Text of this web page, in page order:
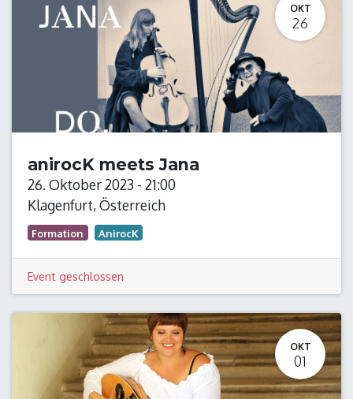
OKT
26
anirocK meets Jana
26. Oktober 2023 - 21:00
Klagenfurt,Österreich
Formation AnirocK
Event geschlossen
OKT
01